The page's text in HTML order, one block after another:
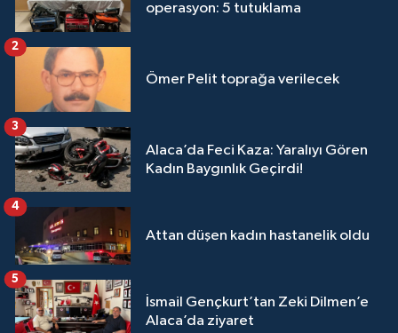
operasyon: 5 tutuklama
Ömer Pelit toprağa verilecek
2
Alaca’da Feci Kaza: Yaralıyı Gören
Kadın Baygınlık Geçirdi!
3
Attan düşen kadın hastanelik oldu
4
İsmail Gençkurt’tan Zeki Dilmen’e
Alaca’da ziyaret
5